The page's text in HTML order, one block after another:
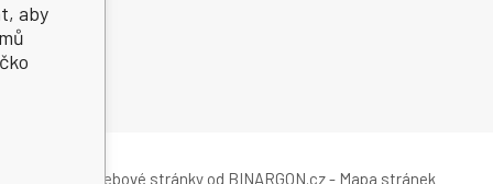
webové stránky od BINARGON.cz- Mapa stránek
aby